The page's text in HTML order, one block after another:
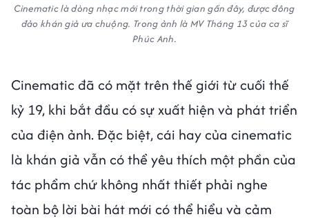
Cinematic là dòng nhạc mới trong thời gian gần đây, được đông
đảo khán giả ưa chuộng. Trong ảnh là MV Tháng 13 của ca sĩ
Phúc Anh.
Cinematic đã có mặt trên thế giới từ cuối thế
kỷ 19, khi bắt đầu có sự xuất hiện và phát triển
của điện ảnh. Đặc biệt, cái hay của cinematic
là khán giả vẫn có thể yêu thích một phần của
tác phẩm chứ không nhất thiết phải nghe
toàn bộ lời bài hát mới có thể hiểu và cảm